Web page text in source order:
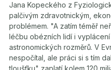
Jana Kopeckého z
palčivým zdravotnickým,
problémem. "A zatím téměř
léčbu obézních lidí i
astronomických rozměrů. V
nespočítal, ale práci si s tím